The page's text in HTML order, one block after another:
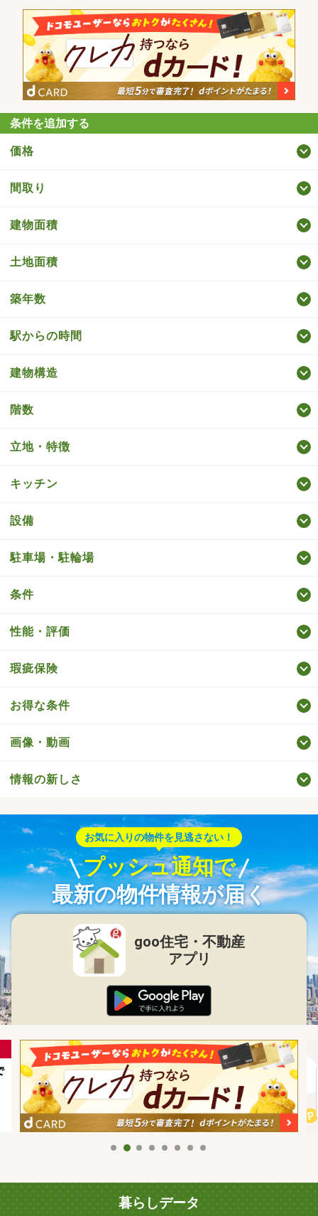
条件を追加する
価格
間取り
建物面積
土地面積
築年数
駅からの時間
建物構造
階数
立地・特徴
キッチン
設備
駐車場・駐輪場
条件
性能・評価
瑕疵保険
お得な条件
画像・動画
情報の新しさ
お気に入りの物件を見逃さない！
プッシュ通知で
最新の物件情報が届く
goo住宅・不動産
アプリ
暮らしデータ